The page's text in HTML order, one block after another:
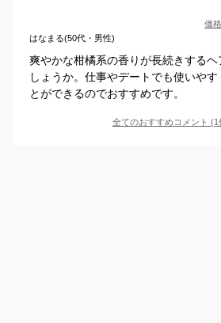
価
はなまる(50代・男性)
爽やかな柑橘系の香りが長続きする
しょうか。仕事やデートでも使いやす
とができるのでおすすめです。
全てのおすすめコメント (1